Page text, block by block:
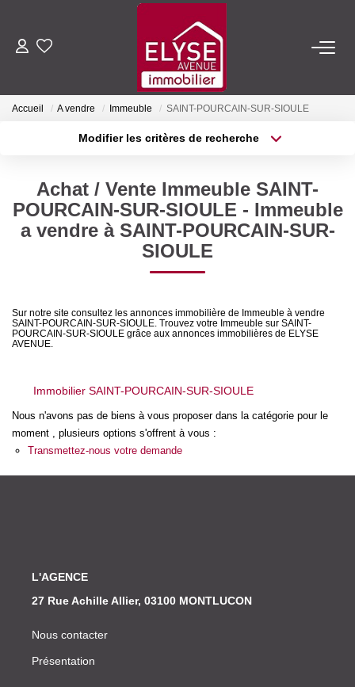
ACHETER
FAIRE GÉRER
NOTRE AGENCE
Qui Sommes-Nous
Nous Rejoindre
CONTACT
Accueil A vendre Immeuble SAINT-POURCAIN-SUR-SIOULE
Modifier les critères de recherche
Sélectionnez...
Type de bien
Surface min
Achat / Vente Immeuble SAINT-
POURCAIN-SUR-SIOULE - Immeuble
a vendre à SAINT-POURCAIN-SUR-
SIOULE
Sur notre site consultez les annonces immobilière de Immeuble à vendre
SAINT-POURCAIN-SUR-SIOULE. Trouvez votre Immeuble sur SAINT-
POURCAIN-SUR-SIOULE grâce aux annonces immobilières de ELYSE
AVENUE.
Immobilier SAINT-POURCAIN-SUR-SIOULE
Nous n'avons pas de biens à vous proposer dans la catégorie pour le
moment , plusieurs options s'offrent à vous :
Transmettez-nous votre demande
L'AGENCE
27 Rue Achille Allier, 03100 MONTLUCON
Nous contacter
Présentation